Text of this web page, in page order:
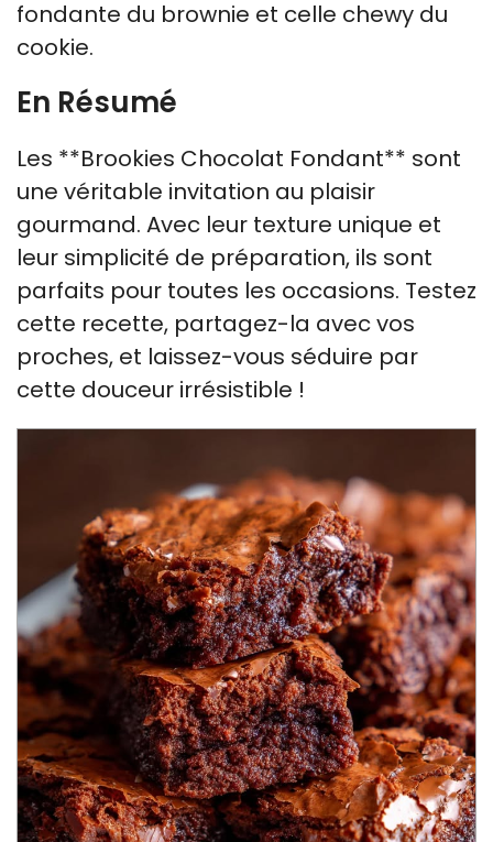
fondante du brownie et celle chewy du
cookie.
En Résumé
Les **Brookies Chocolat Fondant** sont
une véritable invitation au plaisir
gourmand. Avec leur texture unique et
leur simplicité de préparation, ils sont
parfaits pour toutes les occasions. Testez
cette recette, partagez-la avec vos
proches, et laissez-vous séduire par
cette douceur irrésistible !